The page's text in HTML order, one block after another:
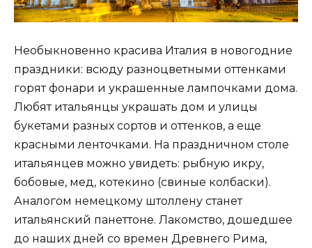
Необыкновенно красива Италия в новогодние
праздники: всюду разноцветными оттенками
горят фонари и украшенные лампочками дома.
Любят итальянцы украшать дом и улицы
букетами разных сортов и оттенков, а еще
красными ленточками. На праздничном столе
итальянцев можно увидеть: рыбную икру,
бобовые, мед, котекино (свиные колбаски).
Аналогом немецкому штоллену станет
итальянский панеттоне. Лакомство, дошедшее
до наших дней со времен Древнего Рима,